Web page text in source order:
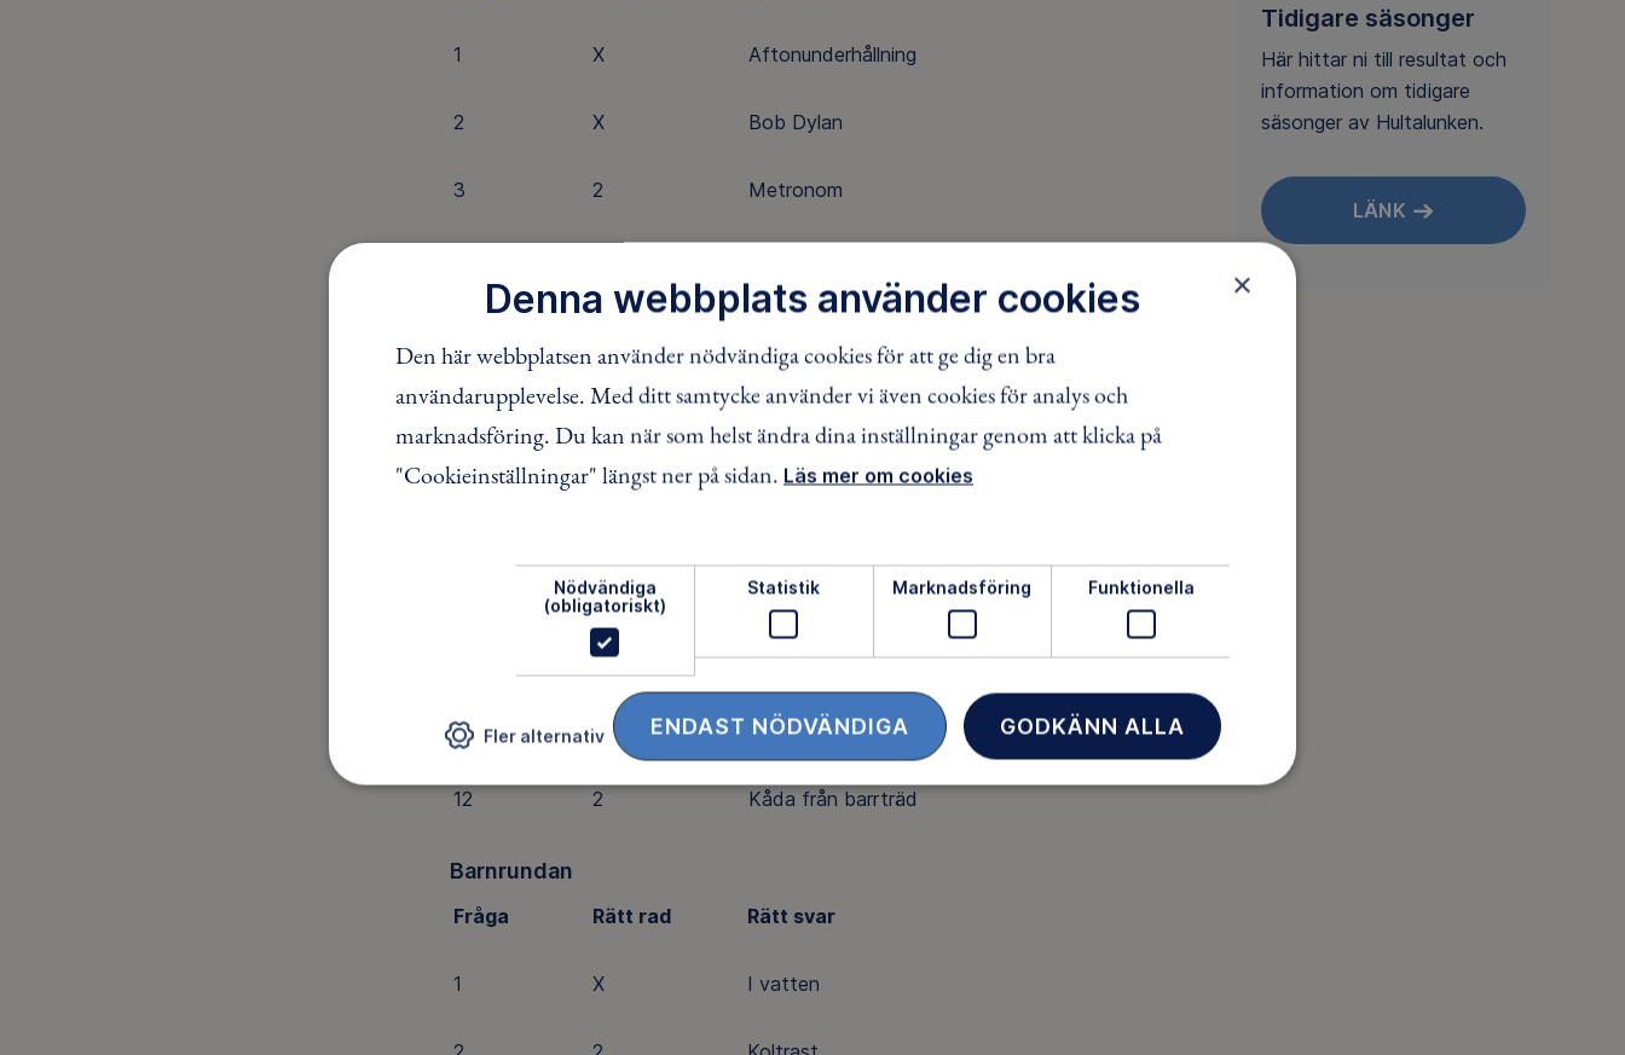
1 X Aftonunderhållning
2 X Bob Dylan
3 2 Metronom
6 1 Anna Brolin
Frihetstiden
X Kråkan
2 Parkeringsförbud jämna datum
11 2 Dame
12 2 Kåda från barrträd
Barnrundan
Fråga Rätt rad Rätt svar
1 X I vatten
Tidigare säsonger
Här hittar ni till resultat och
information om tidigare
säsonger av Hultalunken.
LÄNK
×
Denna webbplats använder cookies
Den här webbplatsen använder nödvändiga cookies för att ge dig en bra
användarupplevelse. Med ditt samtycke använder vi även cookies för analys och
marknadsföring. Du kan när som helst ändra dina inställningar genom att klicka på
"Cookieinställningar" längst ner på sidan. Läs mer om cookies
Nödvändiga
(obligatoriskt)
Statistik Marknadsföring Funktionella
GODKÄNN ALLA
ENDAST NÖDVÄNDIGA
Fler alternativ